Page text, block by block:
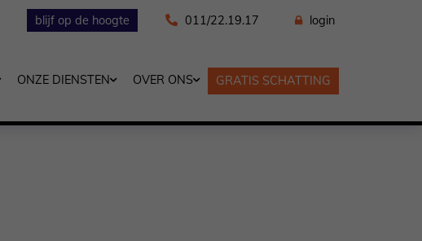
blijf op de hoogte 011/22.19.17 login
ONZE DIENSTEN OVER ONS GRATIS SCHATTING